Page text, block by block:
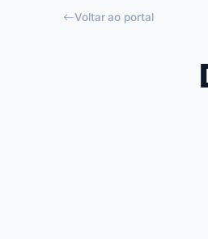
Voltar ao portal